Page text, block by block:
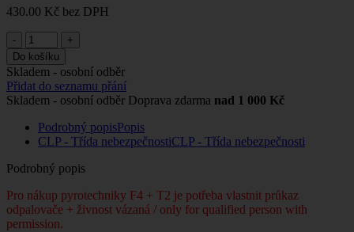
430.00 Kč bez DPH
-
+
Do košíku
Skladem - osobní odběr
Přidat do seznamu přání
Skladem - osobní odběr Doprava zdarma nad 1 000 Kč
Podrobný popisPopis
CLP - Třída nebezpečnostiCLP - Třída nebezpečnosti
Podrobný popis
Pro nákup pyrotechniky F4 + T2 je potřeba vlastnit průkaz
odpalovače + živnost vázaná / only for qualified person with
permission.